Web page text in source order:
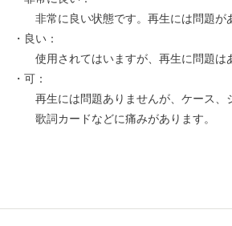
非常に良い状態です。再生には問題が
・良い：
使用されてはいますが、再生に問題は
・可：
再生には問題ありませんが、ケース、
歌詞カードなどに痛みがあります。